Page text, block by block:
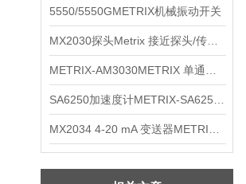
5550/5550GMETRIX机械振动开关